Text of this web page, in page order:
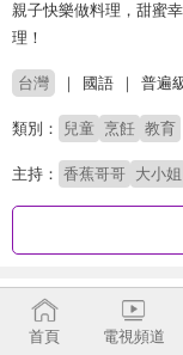
親子快樂做料理，甜蜜
理！
台灣 國語 普遍
類別： 兒童 烹飪 教育
主持： 香蕉哥哥 大小姐
劇集列表
第6季
首頁 電視頻道